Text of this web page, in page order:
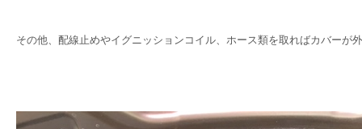
その他、配線止めやイグニッションコイル、ホース類を取ればカバーが